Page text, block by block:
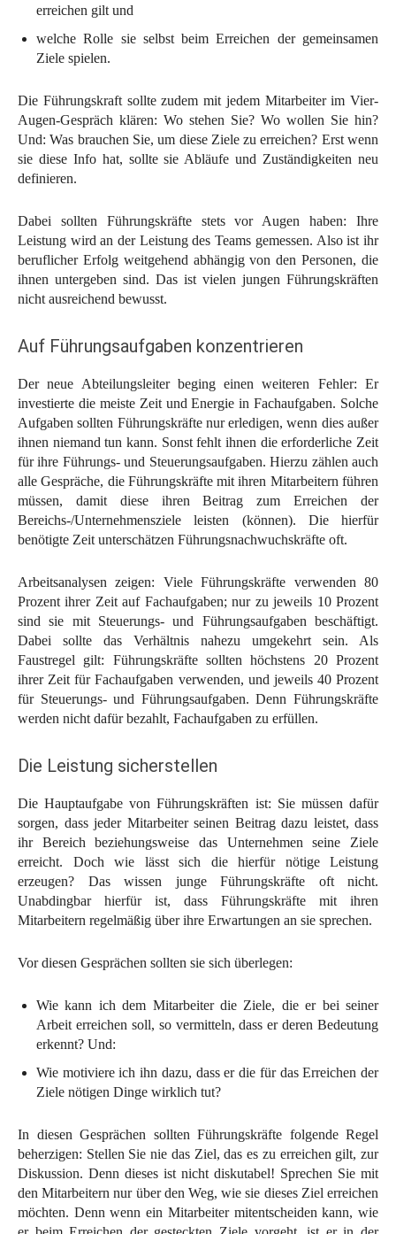
erreichen gilt und
welche Rolle sie selbst beim Erreichen der gemeinsamen
Ziele spielen.
Die Führungskraft sollte zudem mit jedem Mitarbeiter im Vier-
Augen-Gespräch klären: Wo stehen Sie? Wo wollen Sie hin?
Und: Was brauchen Sie, um diese Ziele zu erreichen? Erst wenn
sie diese Info hat, sollte sie Abläufe und Zuständigkeiten neu
definieren.
Dabei sollten Führungskräfte stets vor Augen haben: Ihre
Leistung wird an der Leistung des Teams gemessen. Also ist ihr
beruflicher Erfolg weitgehend abhängig von den Personen, die
ihnen untergeben sind. Das ist vielen jungen Führungskräften
nicht ausreichend bewusst.
Auf Führungsaufgaben konzentrieren
Der neue Abteilungsleiter beging einen weiteren Fehler: Er
investierte die meiste Zeit und Energie in Fachaufgaben. Solche
Aufgaben sollten Führungskräfte nur erledigen, wenn dies außer
ihnen niemand tun kann. Sonst fehlt ihnen die erforderliche Zeit
für ihre Führungs- und Steuerungsaufgaben. Hierzu zählen auch
alle Gespräche, die Führungskräfte mit ihren Mitarbeitern führen
müssen, damit diese ihren Beitrag zum Erreichen der
Bereichs-/Unternehmensziele leisten (können). Die hierfür
benötigte Zeit unterschätzen Führungsnachwuchskräfte oft.
Arbeitsanalysen zeigen: Viele Führungskräfte verwenden 80
Prozent ihrer Zeit auf Fachaufgaben; nur zu jeweils 10 Prozent
sind sie mit Steuerungs- und Führungsaufgaben beschäftigt.
Dabei sollte das Verhältnis nahezu umgekehrt sein. Als
Faustregel gilt: Führungskräfte sollten höchstens 20 Prozent
ihrer Zeit für Fachaufgaben verwenden, und jeweils 40 Prozent
für Steuerungs- und Führungsaufgaben. Denn Führungskräfte
werden nicht dafür bezahlt, Fachaufgaben zu erfüllen.
Die Leistung sicherstellen
Die Hauptaufgabe von Führungskräften ist: Sie müssen dafür
sorgen, dass jeder Mitarbeiter seinen Beitrag dazu leistet, dass
ihr Bereich beziehungsweise das Unternehmen seine Ziele
erreicht. Doch wie lässt sich die hierfür nötige Leistung
erzeugen? Das wissen junge Führungskräfte oft nicht.
Unabdingbar hierfür ist, dass Führungskräfte mit ihren
Mitarbeitern regelmäßig über ihre Erwartungen an sie sprechen.
Vor diesen Gesprächen sollten sie sich überlegen:
Wie kann ich dem Mitarbeiter die Ziele, die er bei seiner
Arbeit erreichen soll, so vermitteln, dass er deren Bedeutung
erkennt? Und:
Wie motiviere ich ihn dazu, dass er die für das Erreichen der
Ziele nötigen Dinge wirklich tut?
In diesen Gesprächen sollten Führungskräfte folgende Regel
beherzigen: Stellen Sie nie das Ziel, das es zu erreichen gilt, zur
Diskussion. Denn dieses ist nicht diskutabel! Sprechen Sie mit
den Mitarbeitern nur über den Weg, wie sie dieses Ziel erreichen
möchten. Denn wenn ein Mitarbeiter mitentscheiden kann, wie